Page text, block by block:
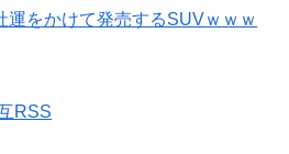
運をかけて発売するSUVｗｗｗ
RSS